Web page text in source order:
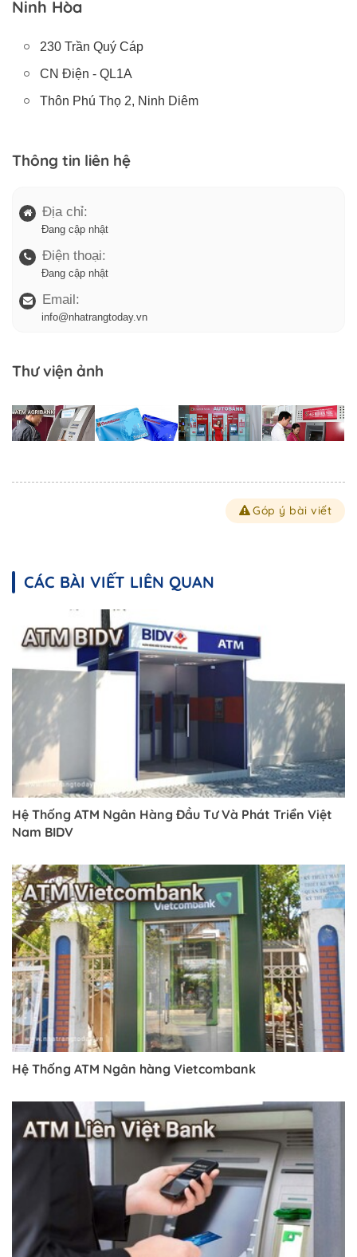
Ninh Hòa
230 Trần Quý Cáp
CN Điện - QL1A
Thôn Phú Thọ 2, Ninh Diêm
Thông tin liên hệ
Địa chỉ:
Đang cập nhật
Điện thoại:
Đang cập nhật
Email:
info@nhatrangtoday.vn
Thư viện ảnh
Góp ý bài viết
CÁC BÀI VIẾT LIÊN QUAN
Hệ Thống ATM Ngân Hàng Đầu Tư Và Phát Triển Việt
Nam BIDV
Hệ Thống ATM Ngân hàng Vietcombank